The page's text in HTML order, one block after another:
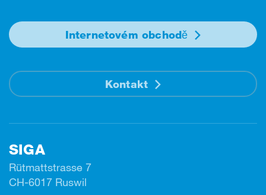
Internetovém obchodě
Kontakt
SIGA
Rütmattstrasse 7
CH-6017 Ruswil